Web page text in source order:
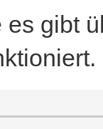
es gibt